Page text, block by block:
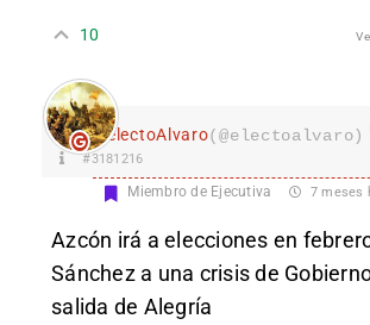
10
electoAlvaro(@electoalvaro)
#3181216
Miembro de Ejecutiva 7 meses
Azcón irá a elecciones en
Sánchez a una crisis de
salida de Alegría